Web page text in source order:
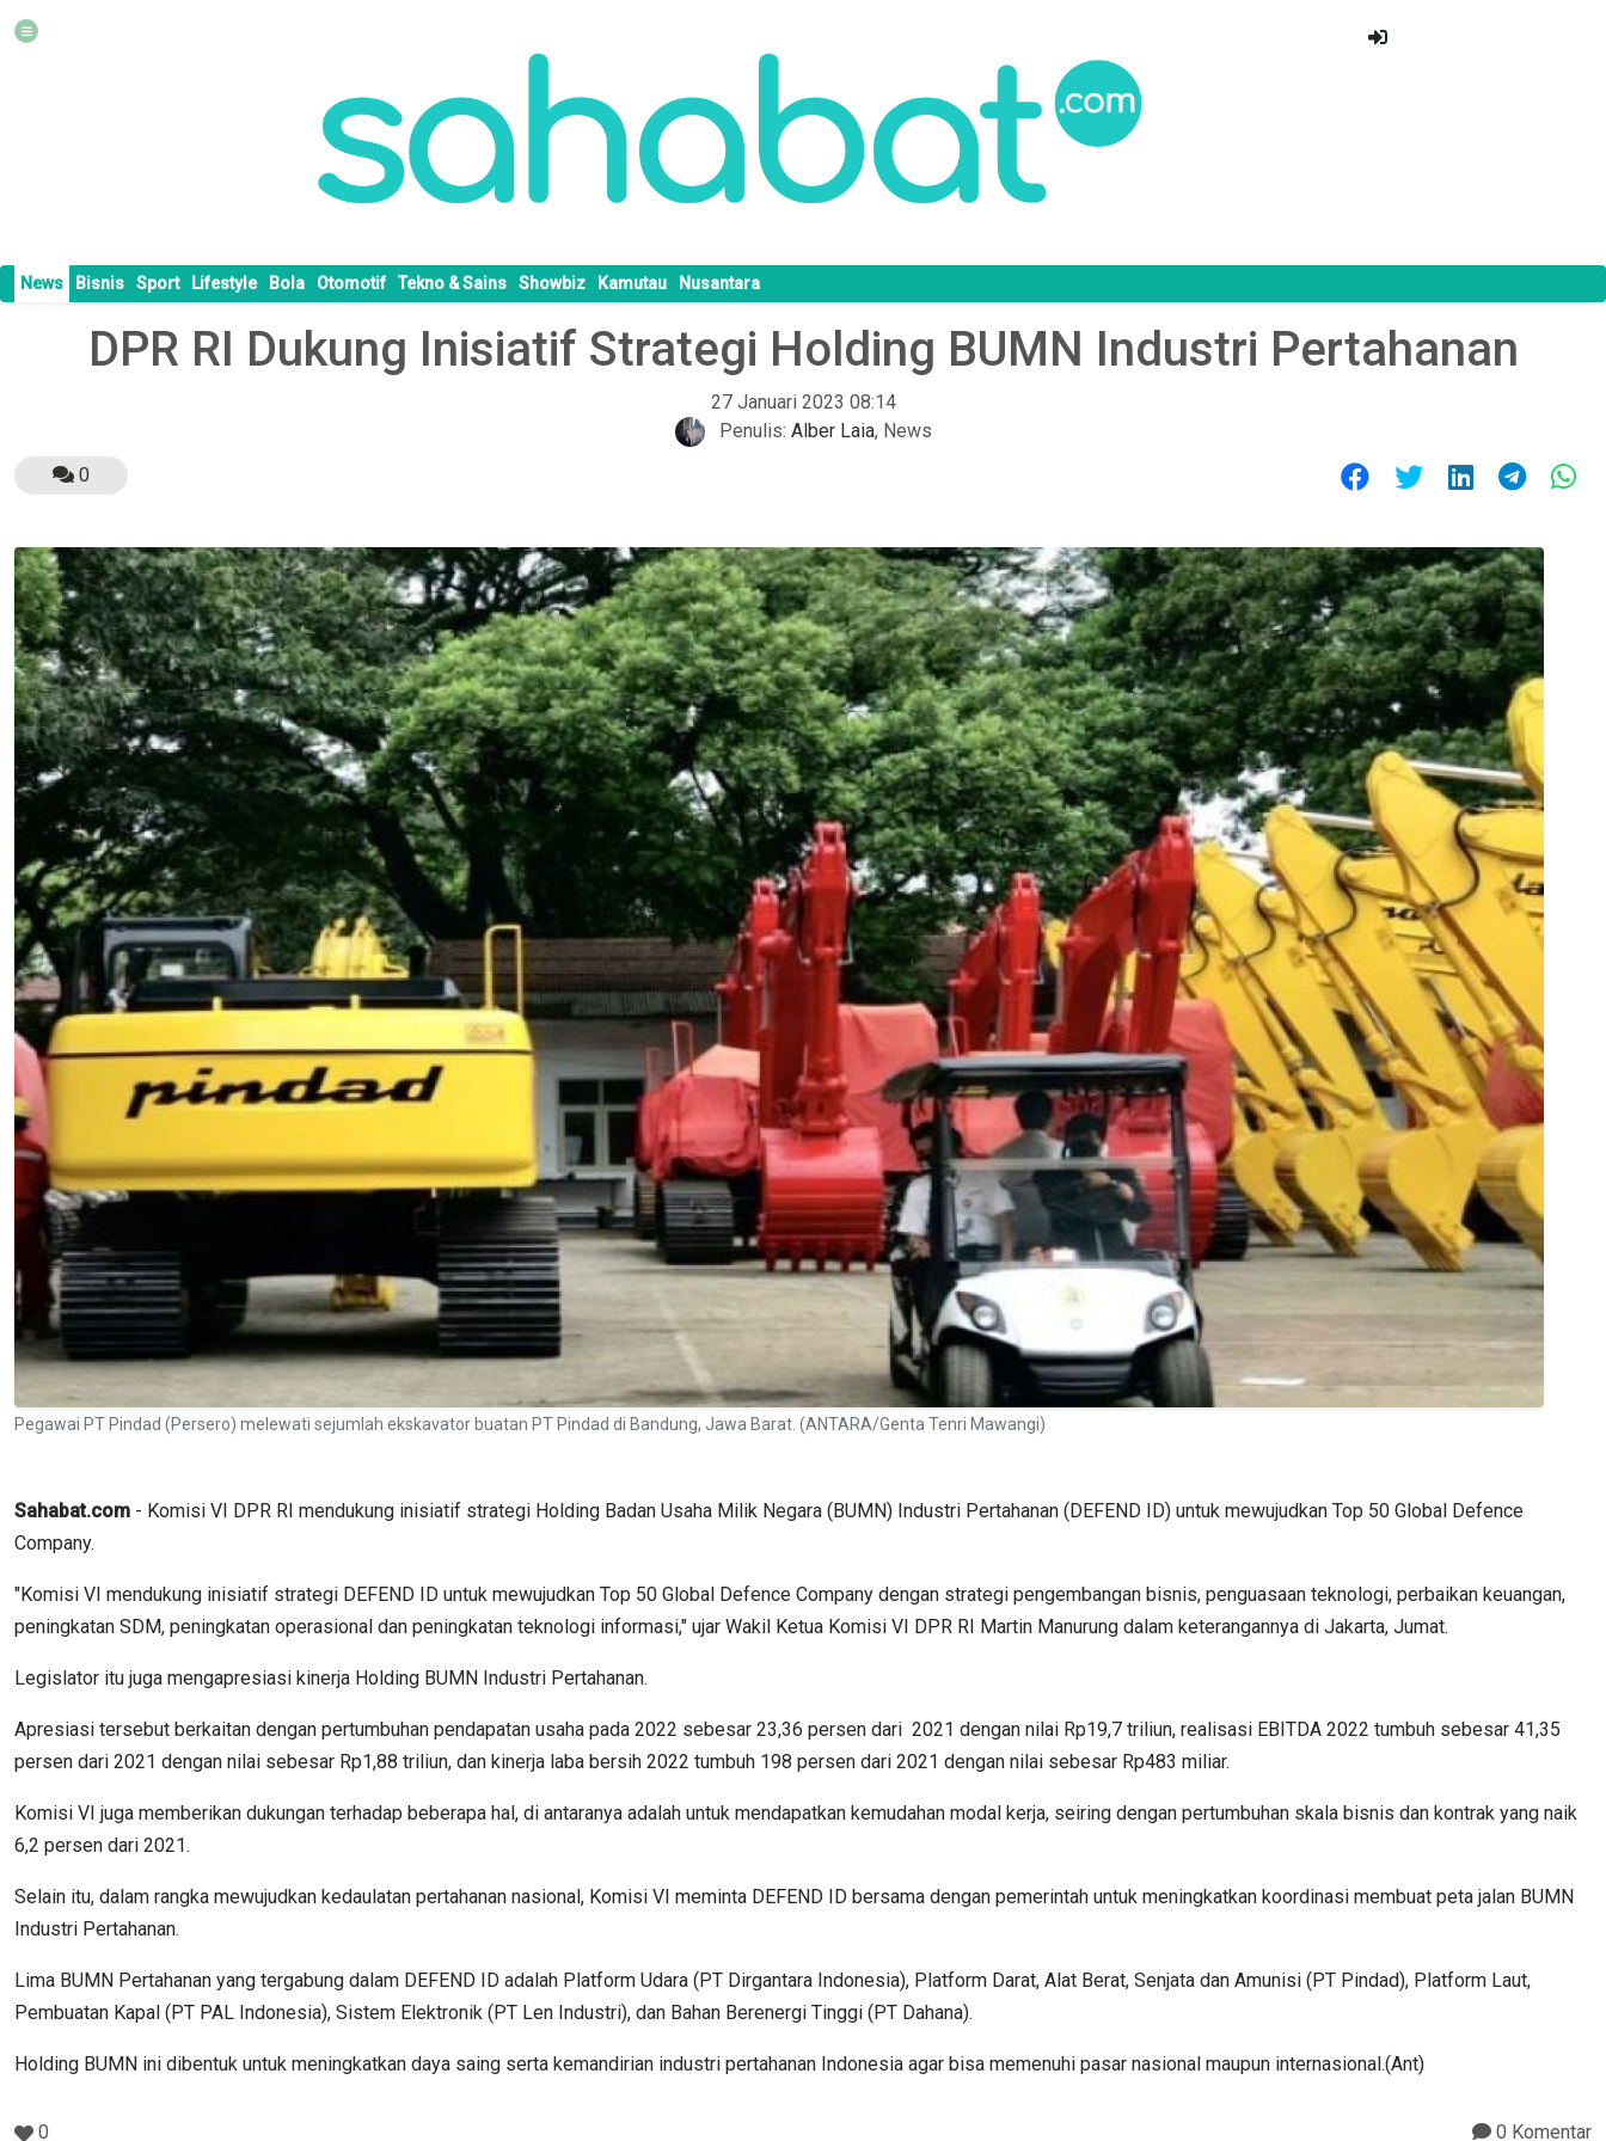
News Bisnis Sport Lifestyle Bola Otomotif Tekno & Sains Showbiz Kamutau Nusantara
DPR RI Dukung Inisiatif Strategi Holding BUMN Industri Pertahanan
27 Januari 2023 08:14
Penulis: Alber Laia, News
0
Pegawai PT Pindad (Persero) melewati sejumlah ekskavator buatan PT Pindad di Bandung, Jawa Barat. (ANTARA/Genta Tenri Mawangi)
Sahabat.com - Komisi VI DPR RI mendukung inisiatif strategi Holding Badan Usaha Milik Negara (BUMN) Industri Pertahanan (DEFEND ID) untuk mewujudkan Top 50 Global Defence
Company.
"Komisi VI mendukung inisiatif strategi DEFEND ID untuk mewujudkan Top 50 Global Defence Company dengan strategi pengembangan bisnis, penguasaan teknologi, perbaikan keuangan,
peningkatan SDM, peningkatan operasional dan peningkatan teknologi informasi," ujar Wakil Ketua Komisi VI DPR RI Martin Manurung dalam keterangannya di Jakarta, Jumat.
Legislator itu juga mengapresiasi kinerja Holding BUMN Industri Pertahanan.
Apresiasi tersebut berkaitan dengan pertumbuhan pendapatan usaha pada 2022 sebesar 23,36 persen dari 2021 dengan nilai Rp19,7 triliun, realisasi EBITDA 2022 tumbuh sebesar 41,35
persen dari 2021 dengan nilai sebesar Rp1,88 triliun, dan kinerja laba bersih 2022 tumbuh 198 persen dari 2021 dengan nilai sebesar Rp483 miliar.
Komisi VI juga memberikan dukungan terhadap beberapa hal, di antaranya adalah untuk mendapatkan kemudahan modal kerja, seiring dengan pertumbuhan skala bisnis dan kontrak yang naik
6,2 persen dari 2021.
Selain itu, dalam rangka mewujudkan kedaulatan pertahanan nasional, Komisi VI meminta DEFEND ID bersama dengan pemerintah untuk meningkatkan koordinasi membuat peta jalan BUMN
Industri Pertahanan.
Lima BUMN Pertahanan yang tergabung dalam DEFEND ID adalah Platform Udara (PT Dirgantara Indonesia), Platform Darat, Alat Berat, Senjata dan Amunisi (PT Pindad), Platform Laut,
Pembuatan Kapal (PT PAL Indonesia), Sistem Elektronik (PT Len Industri), dan Bahan Berenergi Tinggi (PT Dahana).
Holding BUMN ini dibentuk untuk meningkatkan daya saing serta kemandirian industri pertahanan Indonesia agar bisa memenuhi pasar nasional maupun internasional.(Ant)
0 0 Komentar